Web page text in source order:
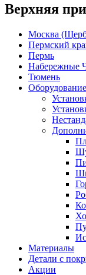
Верхняя
Москва
Пермский
Пермь
Набережные
Тюмень
Оборудование
Материалы
Детали с
Акции